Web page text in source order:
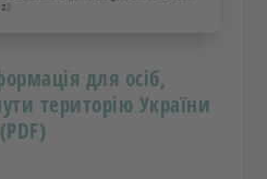
для осіб,
територію України
(PDF)